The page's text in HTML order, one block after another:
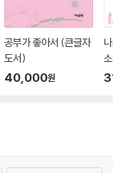
공부가 좋아서 (큰글자
도서)
40,000원